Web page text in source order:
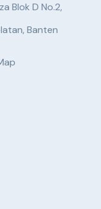
Blok D No.2,
Banten